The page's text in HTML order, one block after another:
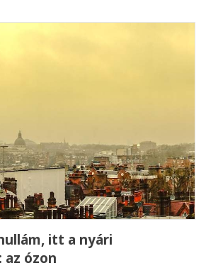
itt a nyári
az ózon